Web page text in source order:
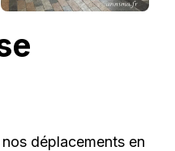
déplacements en